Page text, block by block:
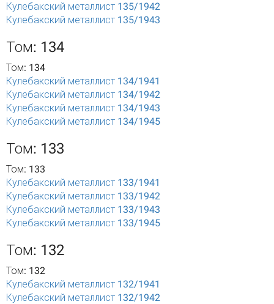
Кулебакский металлист 135/1942
Кулебакский металлист 135/1943
Том: 134
Том: 134
Кулебакский металлист 134/1941
Кулебакский металлист 134/1942
Кулебакский металлист 134/1943
Кулебакский металлист 134/1945
Том: 133
Том: 133
Кулебакский металлист 133/1941
Кулебакский металлист 133/1942
Кулебакский металлист 133/1943
Кулебакский металлист 133/1945
Том: 132
Том: 132
Кулебакский металлист 132/1941
Кулебакский металлист 132/1942